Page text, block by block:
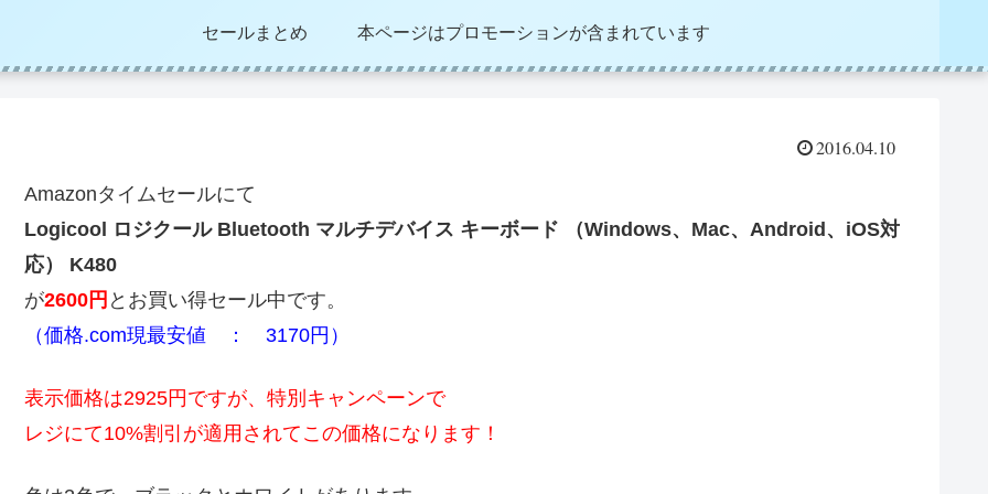
セールまとめ 本ページはプロモーションが含まれています
2016.04.10
Amazonタイムセールにて
Logicool ロジクール Bluetooth マルチデバイス キーボード （Windows、Mac、Android、iOS対
応） K480
が2600円 とお買い得セール中です。
（価格.com現最安値 ： 3170円）
表示価格は2925円ですが、特別キャンペーンで
レジにて10%割引が適用されてこの価格になります！